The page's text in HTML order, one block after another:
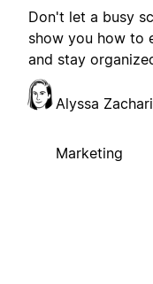
Don't let a busy
show you how to
and stay
Alyssa
Marketing